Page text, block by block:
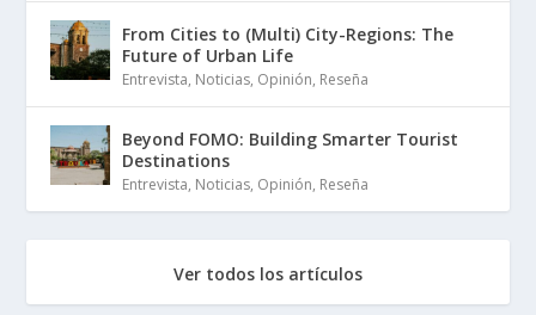
From Cities to (Multi) City-Regions: The
Future of Urban Life
Entrevista, Noticias, Opinión, Reseña
Beyond FOMO: Building Smarter Tourist
Destinations
Entrevista, Noticias, Opinión, Reseña
Ver todos los artículos